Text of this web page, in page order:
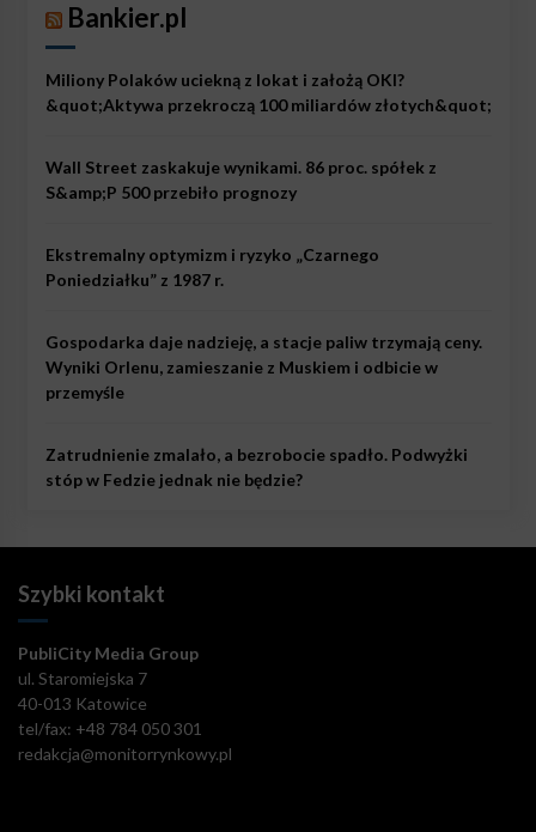
Bankier.pl
Miliony Polaków uciekną z lokat i założą OKI?
&quot;Aktywa przekroczą 100 miliardów złotych&quot;
Wall Street zaskakuje wynikami. 86 proc. spółek z
S&amp;P 500 przebiło prognozy
Ekstremalny optymizm i ryzyko „Czarnego
Poniedziałku” z 1987 r.
Gospodarka daje nadzieję, a stacje paliw trzymają ceny.
Wyniki Orlenu, zamieszanie z Muskiem i odbicie w
przemyśle
Zatrudnienie zmalało, a bezrobocie spadło. Podwyżki
stóp w Fedzie jednak nie będzie?
Szybki kontakt
PubliCity Media Group
ul. Staromiejska 7
40-013 Katowice
tel/fax: +48 784 050 301
redakcja@monitorrynkowy.pl